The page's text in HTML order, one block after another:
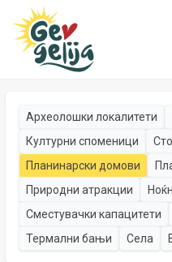
Археолошки локалитети
Културни споменици
Планинарски домови
Природни атракции
Сместувачки капацитети
Термални бањи
Села